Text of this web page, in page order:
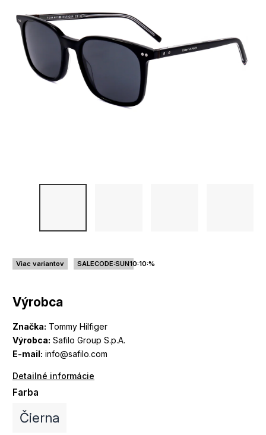
Výrobca
Značka: Tommy Hilfiger
Výrobca: Safilo Group S.p.A.
E-mail: info@safilo.com
Detailné informácie
Viac variantov SALECODE:SUN10:10:%
Farba
Čierna